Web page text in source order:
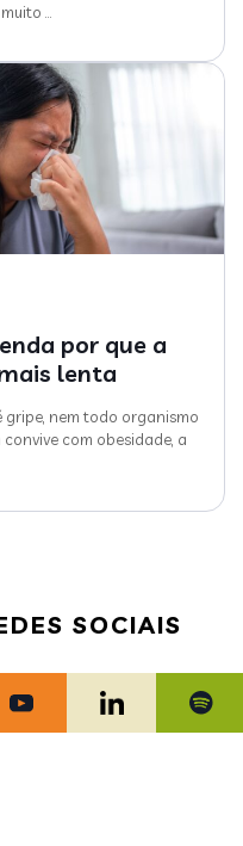
…
por que a
lenta
gripe, nem todo organismo
com obesidade, a
SOCIAIS